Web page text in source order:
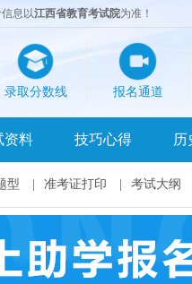
息以江西省教育考试院为准！
录取分数线 报名通道
资料 技巧心得 历
型 准考证打印 考试大纲